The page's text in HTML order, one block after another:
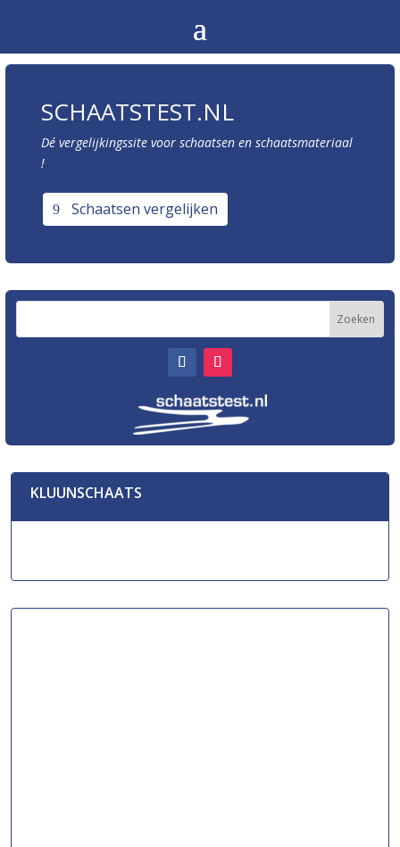
SCHAATSTEST.NL
Dé vergelijkingssite voor schaatsen en schaatsmateriaal
!
Schaatsen vergelijken
KLUUNSCHAATS